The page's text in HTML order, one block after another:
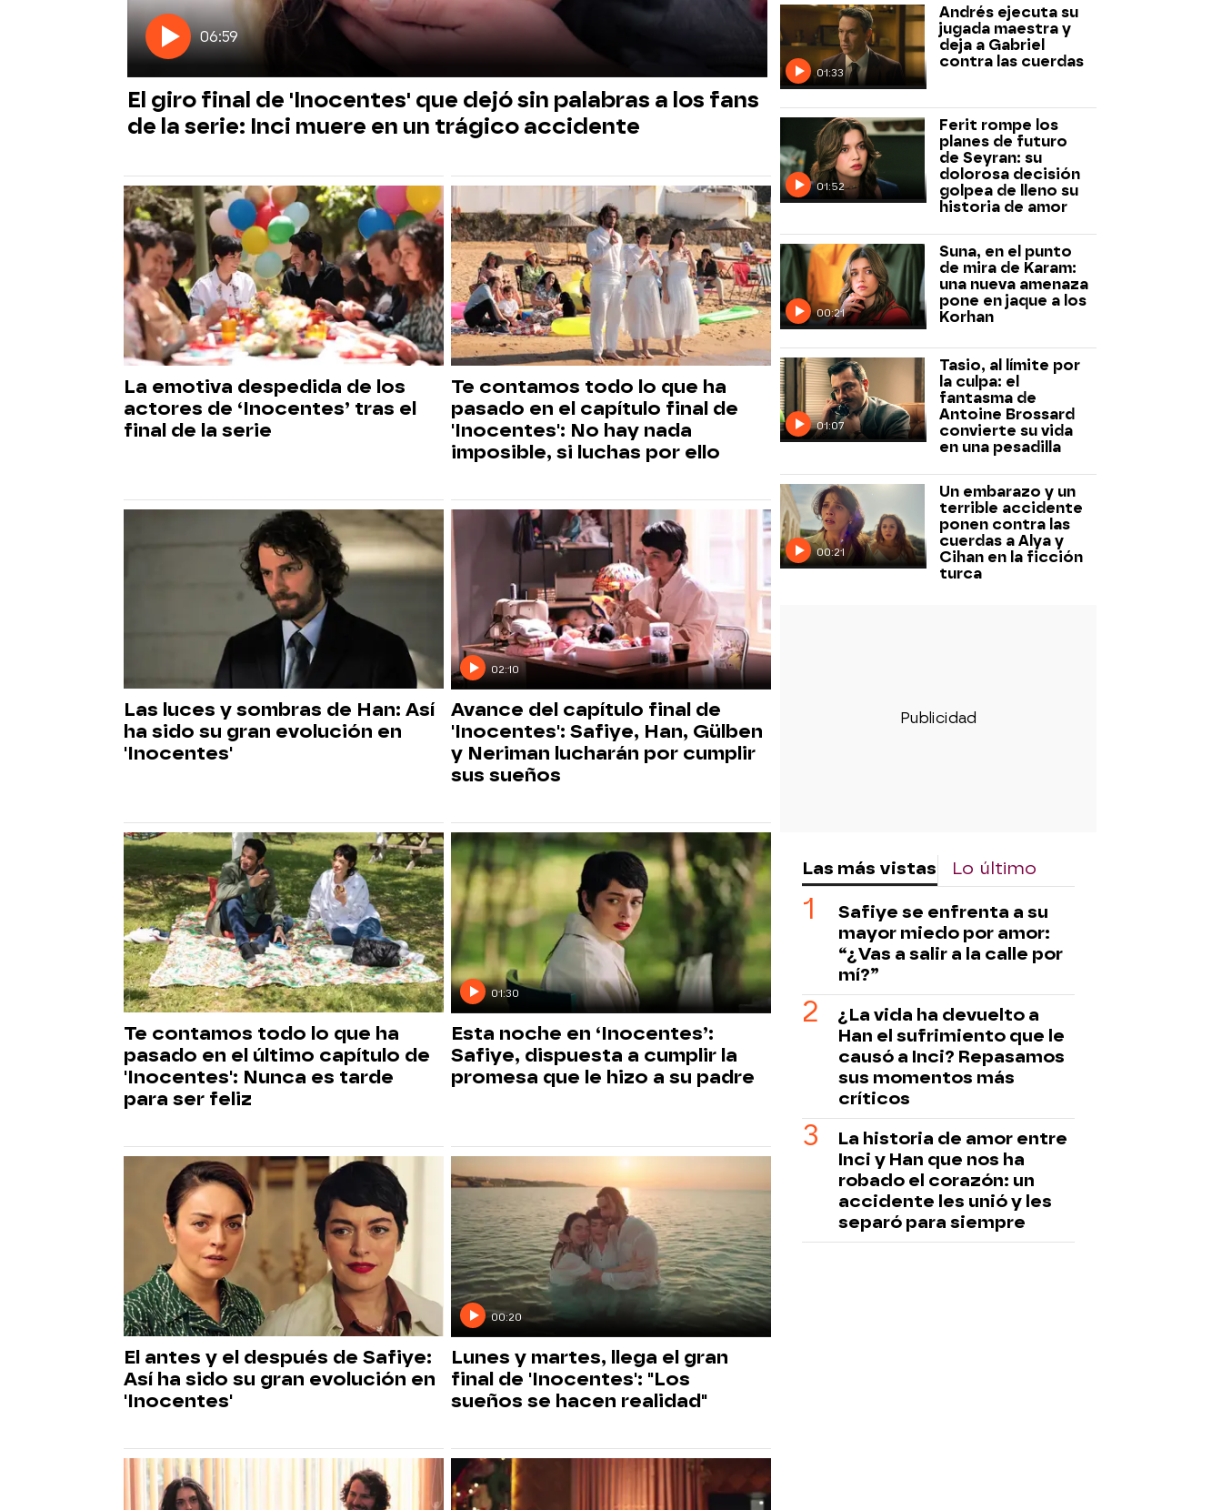
06:59
El giro final de 'Inocentes' que dejó sin palabras a los fans
de la serie: Inci muere en un trágico accidente
La emotiva despedida de los
actores de ‘Inocentes’ tras el
final de la serie
Te contamos todo lo que ha
pasado en el capítulo final de
'Inocentes': No hay nada
imposible, si luchas por ello
Las luces y sombras de Han: Así
ha sido su gran evolución en
'Inocentes'
02:10
Avance del capítulo final de
'Inocentes': Safiye, Han, Gülben
y Neriman lucharán por cumplir
sus sueños
Te contamos todo lo que ha
pasado en el último capítulo de
'Inocentes': Nunca es tarde
para ser feliz
01:30
Esta noche en ‘Inocentes’:
Safiye, dispuesta a cumplir la
promesa que le hizo a su padre
El antes y el después de Safiye:
Así ha sido su gran evolución en
'Inocentes'
00:20
Lunes y martes, llega el gran
final de 'Inocentes': "Los
sueños se hacen realidad"
01:33
Andrés ejecuta su
jugada maestra y
deja a Gabriel
contra las cuerdas
01:52
Ferit rompe los
planes de futuro
de Seyran: su
dolorosa decisión
golpea de lleno su
historia de amor
00:21
Suna, en el punto
de mira de Karam:
una nueva amenaza
pone en jaque a los
Korhan
01:07
Tasio, al límite por
la culpa: el
fantasma de
Antoine Brossard
convierte su vida
en una pesadilla
00:21
Un embarazo y un
terrible accidente
ponen contra las
cuerdas a Alya y
Cihan en la ficción
turca
Las más vistas Lo último
Safiye se enfrenta a su
mayor miedo por amor:
“¿Vas a salir a la calle por
mí?”
¿La vida ha devuelto a
Han el sufrimiento que le
causó a Inci? Repasamos
sus momentos más
críticos
La historia de amor entre
Inci y Han que nos ha
robado el corazón: un
accidente les unió y les
separó para siempre